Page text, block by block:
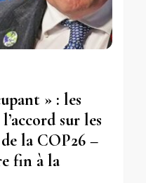
» : les
sur les
la COP26 –
fin à la